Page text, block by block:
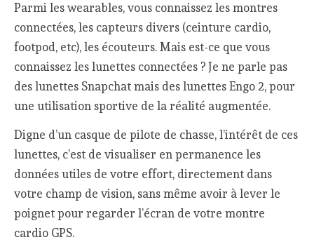
Parmi les wearables, vous connaissez les montres
connectées, les capteurs divers (ceinture cardio,
footpod, etc), les écouteurs. Mais est-ce que vous
connaissez les lunettes connectées ? Je ne parle pas
des lunettes Snapchat mais des lunettes Engo 2, pour
une utilisation sportive de la réalité augmentée.
Digne d’un casque de pilote de chasse, l’intérêt de ces
lunettes, c’est de visualiser en permanence les
données utiles de votre effort, directement dans
votre champ de vision, sans même avoir à lever le
poignet pour regarder l’écran de votre montre
cardio GPS.